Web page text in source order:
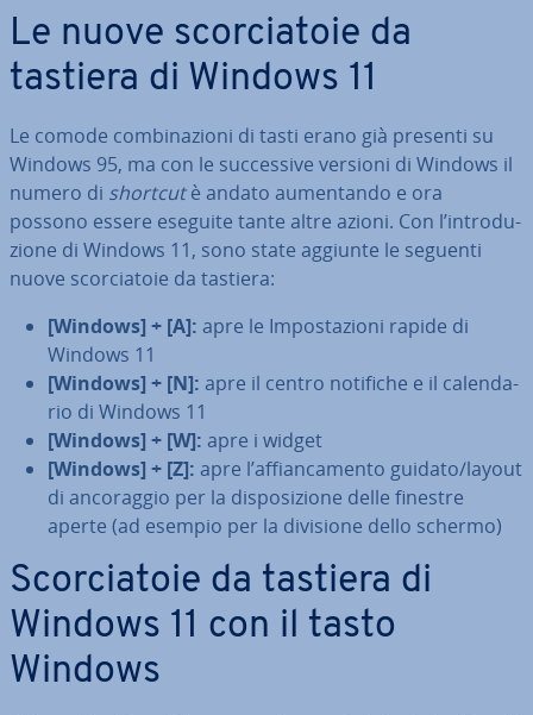
Le nuove scor­cia­to­ie da
tastiera di Windows 11
Le comode com­bi­na­zio­ni di tasti erano già presenti su
Windows 95, ma con le suc­ces­si­ve versioni di Windows il
numero di shortcutè andato au­men­tan­do e ora
possono essere eseguite tante altre azioni. Con l’in­tro­du­
zio­ne di Windows 11, sono state aggiunte le seguenti
nuove scor­cia­to­ie da tastiera:
[Windows] + [A]: apre le Im­po­sta­zio­ni rapide di
Windows 11
[Windows] + [N]: apre il centro notifiche e il ca­len­da­
rio di Windows 11
[Windows] + [W]: apre i widget
[Windows] + [Z]: apre l’af­fian­ca­men­to guidato/layout
di an­co­rag­gio per la di­spo­si­zio­ne delle finestre
aperte (ad esempio per la divisione dello schermo)
Scor­cia­to­ie da tastiera di
Windows 11 con il tasto
Windows